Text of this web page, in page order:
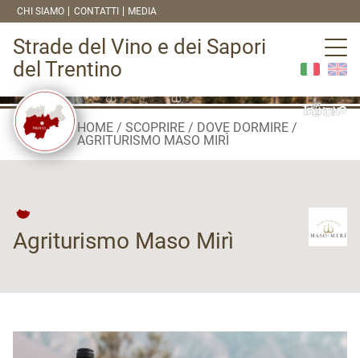
CHI SIAMO CONTATTI MEDIA
Strade del Vino e dei Sapori
del Trentino
HOME SCOPRIRE
DOVE DORMIRE
AGRITURISMO MASO MIRÌ
Agriturismo Maso Mirì